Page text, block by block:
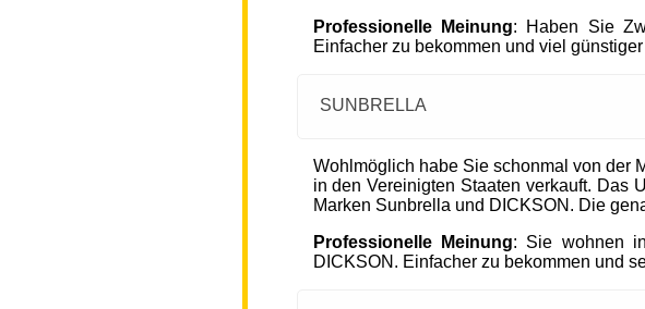
Professionelle Meinung: Haben Sie
Einfacher zu bekommen und viel
SUNBRELLA
Wohlmöglich habe Sie schonmal von der
in den Vereinigten Staaten verkauft. Das
Marken Sunbrella und DICKSON. Die
Professionelle Meinung: Sie wohnen
DICKSON. Einfacher zu bekommen und